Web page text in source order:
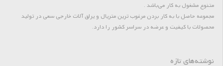
متنوع مشغول به کار می‌باشد .
مجموعه حاصل با به کار بردن مرغوب ترین متریال و یراق آلات خارجی سعی در تولید
محصولات با کیفیت و عرضه در سراسر کشور را دارد.
نوشته‌های تازه